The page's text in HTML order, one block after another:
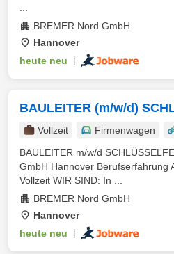
BREMER Nord GmbH
Hannover
heute neu
BAULEITER (m/w/d)
Vollzeit Firmenwagen
BAULEITER m/w/d
GmbH Hannover Berufserfahrung
Vollzeit WIR SIND: In ...
BREMER Nord GmbH
Hannover
heute neu